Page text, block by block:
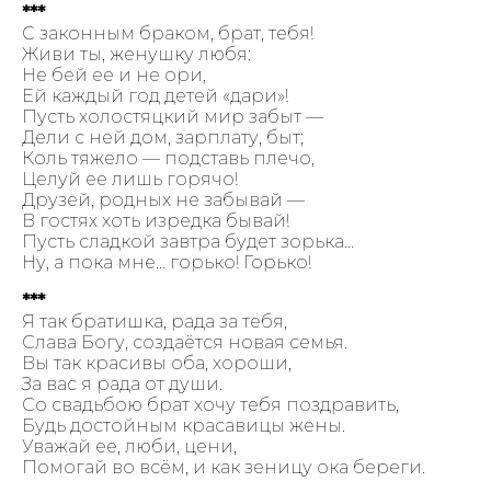
***
С законным браком, брат, тебя!
Живи ты, женушку любя:
Не бей ее и не ори,
Ей каждый год детей «дари»!
Пусть холостяцкий мир забыт —
Дели с ней дом, зарплату, быт;
Коль тяжело — подставь плечо,
Целуй ее лишь горячо!
Друзей, родных не забывай —
В гостях хоть изредка бывай!
Пусть сладкой завтра будет зорька…
Ну, а пока мне… горько! Горько!
***
Я так братишка, рада за тебя,
Слава Богу, создаётся новая семья.
Вы так красивы оба, хороши,
За вас я рада от души.
Со свадьбою брат хочу тебя поздравить,
Будь достойным красавицы жены.
Уважай ее, люби, цени,
Помогай во всём, и как зеницу ока береги.